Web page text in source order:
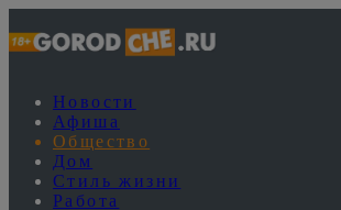
Новости
Афиша
Общество
Дом
Стиль жизни
Работа